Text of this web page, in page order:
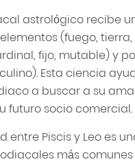
astrológico recibe
(fuego, tierra,
fijo, mutable) y
Esta ciencia
a buscar a su
futuro socio comercial.
entre Piscis y Leo es
más